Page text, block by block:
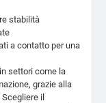
stabilità
a contatto per una
settori come la
grazie alla
il